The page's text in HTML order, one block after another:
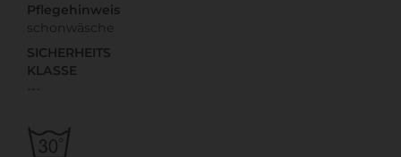
Pflegehinweis
schonwäsche
SICHERHEITS
KLASSE